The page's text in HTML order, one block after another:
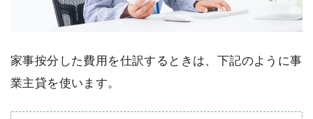
家事按分した費用を仕訳するときは、下記のように事
業主貸を使います。